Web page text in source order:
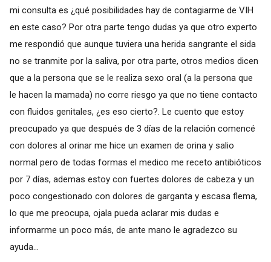
mi consulta es ¿qué posibilidades hay de contagiarme de VIH
en este caso? Por otra parte tengo dudas ya que otro experto
me respondió que aunque tuviera una herida sangrante el sida
no se tranmite por la saliva, por otra parte, otros medios dicen
que a la persona que se le realiza sexo oral (a la persona que
le hacen la mamada) no corre riesgo ya que no tiene contacto
con fluidos genitales, ¿es eso cierto?. Le cuento que estoy
preocupado ya que después de 3 días de la relación comencé
con dolores al orinar me hice un examen de orina y salio
normal pero de todas formas el medico me receto antibióticos
por 7 días, ademas estoy con fuertes dolores de cabeza y un
poco congestionado con dolores de garganta y escasa flema,
lo que me preocupa, ojala pueda aclarar mis dudas e
informarme un poco más, de ante mano le agradezco su
ayuda...